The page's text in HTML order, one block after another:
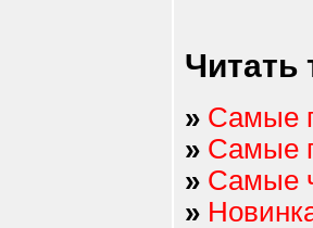
Читать
» Самые
» Самые
» Самые
»